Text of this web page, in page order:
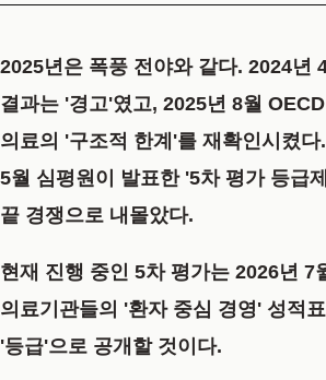
2025년은 폭풍 전야와 같다. 2024년
결과는 '경고'였고, 2025년 8월
의료의 '구조적 한계'를 재확인시켰다
5월 심평원이 발표한 '5차 평가 등급
끝 경쟁으로 내몰았다.
현재 진행 중인 5차 평가는 2026년 7
의료기관들의 '환자 중심 경영' 성적
'등급'으로 공개할 것이다.